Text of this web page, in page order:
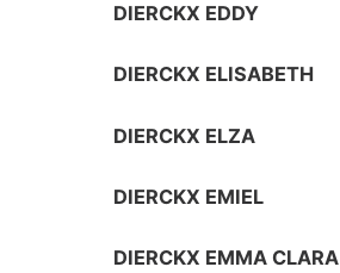
DIERCKX EDDY
DIERCKX ELISABETH
DIERCKX ELZA
DIERCKX EMIEL
DIERCKX EMMA CLARA